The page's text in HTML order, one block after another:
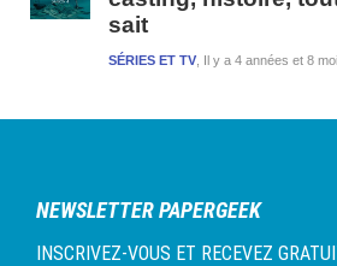
sait
Il y a 4 années et 8
SÉRIES ET TV
NEWSLETTER PAPERGEEK
INSCRIVEZ-VOUS ET RECEVEZ